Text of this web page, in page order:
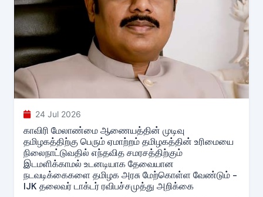
24 Jul 2026
காவிரி மேலாண்மை ஆணையத்தின் முடிவு
தமிழகத்திற்கு பெரும் ஏமாற்றம் தமிழகத்தின் உரிமையை
நிலைநாட்டுவதில் எந்தவித சமரசத்திற்கும்
இடமளிக்காமல் உடனடியாக தேவையான
நடவடிக்கைகளை தமிழக அரசு மேற்கொள்ள வேண்டும் -
IJK தலைவர் டாக்டர் ரவிபச்சமுத்து அறிக்கை